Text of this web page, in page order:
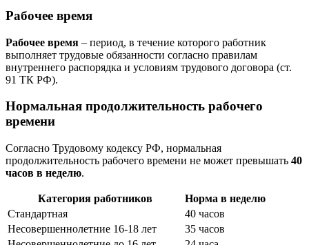
Рабочее время
Рабочее время – период, в течение которого работник
выполняет трудовые обязанности согласно правилам
внутреннего распорядка и условиям трудового договора (ст.
91 ТК РФ).
Нормальная продолжительность рабочего
времени
Согласно Трудовому кодексу РФ, нормальная
продолжительность рабочего времени не может превышать 40
часов в неделю.
Категория работников
Норма в неделю
Стандартная
40 часов
Несовершеннолетние 16-18 лет
35 часов